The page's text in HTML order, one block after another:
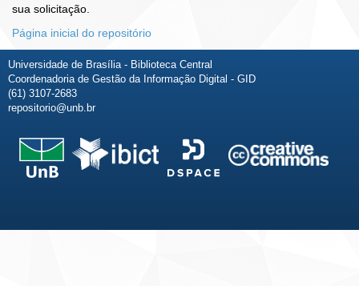
sua solicitação.
Página inicial do repositório
Universidade de Brasília - Biblioteca Central
Coordenadoria de Gestão da Informação Digital - GID
(61) 3107-2683
repositorio@unb.br